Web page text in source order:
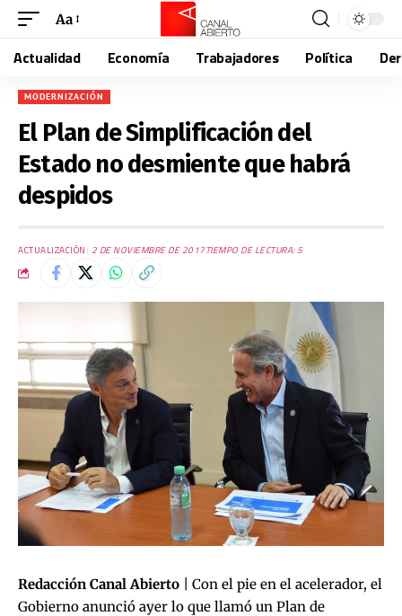
Aa
Actualidad Economía Trabajadores Política
MODERNIZACIÓN
El Plan de Simplificación del
Estado no desmiente que habrá
despidos
ACTUALIZACIÓN: 2 DE NOVIEMBRE DE 2017TIEMPO DE LECTURA: 5
Redacción Canal Abierto | Con el pie en el acelerador, el
Gobierno anunció ayer lo que llamó un Plan de